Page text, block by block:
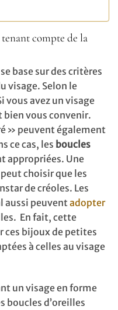
tenant compte de la
base sur des critères
visage. Selon le
vous avez un visage
bien vous convenir.
» peuvent également
ce cas, les boucles
appropriées. Une
choisir que les
de créoles. Les
aussi peuventadopter
En fait, cette
ces bijoux de petites
à celles au visage
un visage en forme
boucles d’oreilles